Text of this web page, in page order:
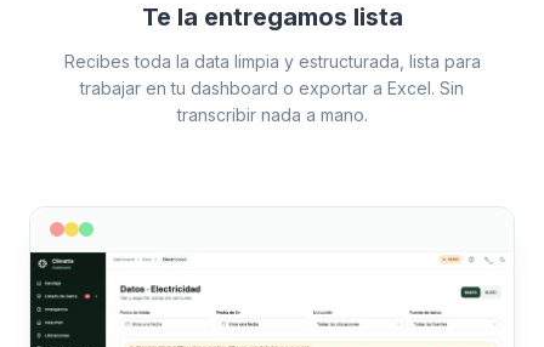
Te la entregamos lista
Recibes toda la data limpia y estructurada, lista para
trabajar en tu dashboard o exportar a Excel. Sin
transcribir nada a mano.